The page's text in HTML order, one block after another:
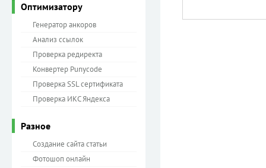
Оптимизатору
Генератор анкоров
Анализ ссылок
Проверка редиректа
Конвертер Punycode
Проверка SSL сертификата
Проверка ИКС Яндекса
Разное
Создание сайта статьи
Фотошоп онлайн